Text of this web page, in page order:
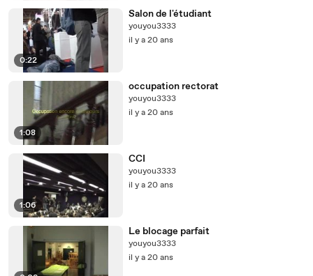
0:22
Salon de l'étudiant
youyou3333
il y a 20 ans
1:08
occupation rectorat
youyou3333
il y a 20 ans
1:06
CCI
youyou3333
il y a 20 ans
Le blocage parfait
youyou3333
il y a 20 ans